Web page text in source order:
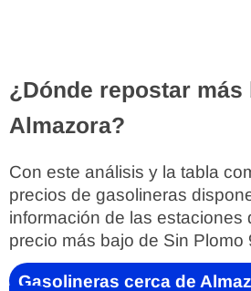
¿Dónde repostar más
Almazora?
Con este análisis y la tabla
precios de gasolineras
información de las estaciones
precio más bajo de Sin Plomo
Gasolineras cerca de